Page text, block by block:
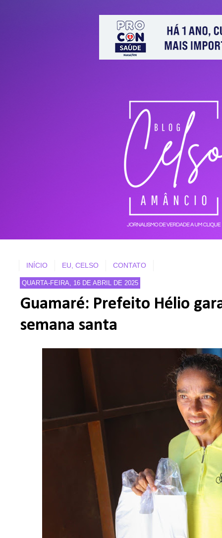
INÍCIO EU, CELSO CONTATO
QUARTA-FEIRA, 16 DE ABRIL DE 2025
Guamaré: Prefeito Hélio
semana santa